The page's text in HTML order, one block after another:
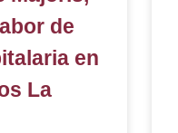
de
en
La